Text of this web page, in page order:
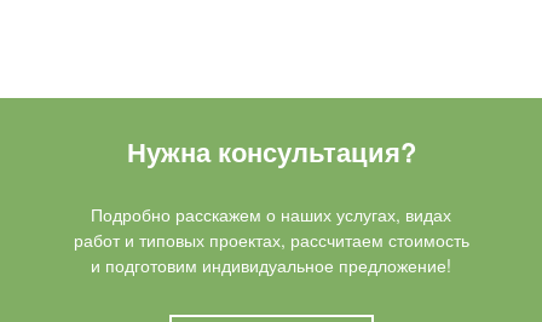
Нужна консультация?
Подробно расскажем о наших услугах, видах
работ и типовых проектах, рассчитаем стоимость
и подготовим индивидуальное предложение!